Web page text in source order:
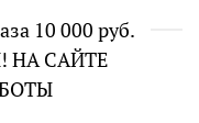
10 000 руб.
НА САЙТЕ